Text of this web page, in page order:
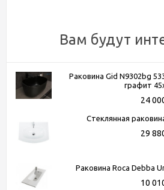
- Доставка до терминала любой
Более подробную информацию вы
телефону
+7 (495) 150-07-16или+7
Вам будут
Раковина Gid N9302bg
графит
24
Стеклянная
29
Раковина Roca Debba
10